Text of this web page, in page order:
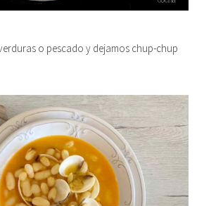
o pescado y dejamos chup-chup